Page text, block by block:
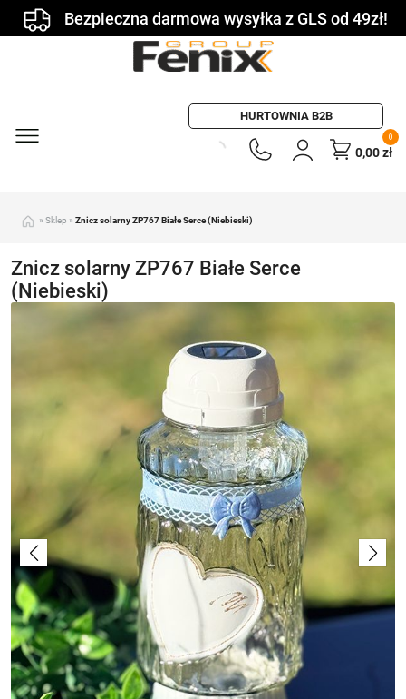
Bezpieczna darmowa wysyłka z GLS od 49zł!
HURTOWNIA B2B
0
0,00zł
» Sklep » Znicz solarny ZP767 Białe Serce (Niebieski)
Znicz solarny ZP767 Białe Serce
(Niebieski)